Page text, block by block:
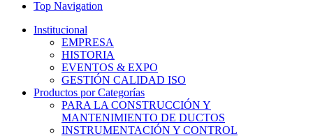
Top Navigation
Institucional
EMPRESA
HISTORIA
EVENTOS & EXPO
GESTIÓN CALIDAD ISO
Productos por Categorías
PARA LA CONSTRUCCIÓN Y
MANTENIMIENTO DE DUCTOS
INSTRUMENTACIÓN Y CONTROL